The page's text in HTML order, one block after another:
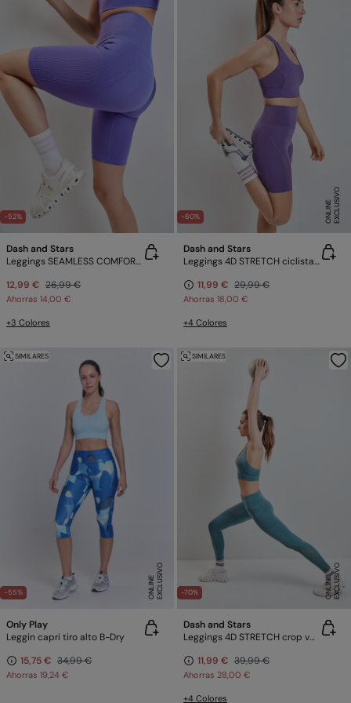
-52%
Dash and Stars
Leggings SEAMLESS COMFORT ciclista morado
12,99 € 26,99 €
Ahorras 14,00 €
+3 Colores
-60% E
X
C
L
U
SI
V
O
O
N
LI
N
E
Dash and Stars
Leggings 4D STRETCH ciclista morado
11,99 € 29,99 €
Ahorras 18,00 €
+4 Colores
-55% E
X
C
L
U
SI
V
O
O
N
LI
N
E
SIMILARES
Only Play
Leggin capri tiro alto B-Dry
15,75 € 34,99 €
Ahorras 19,24 €
-70% E
X
C
L
U
SI
V
O
O
N
LI
N
E
SIMILARES
Dash and Stars
Leggings 4D STRETCH crop verde
11,99 € 39,99 €
Ahorras 28,00 €
+4 Colores